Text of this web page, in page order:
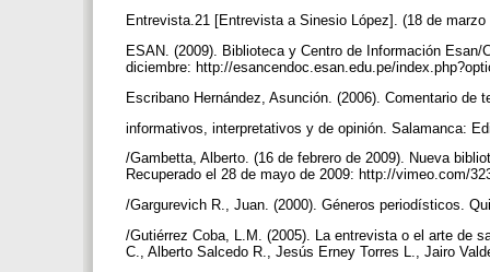
Entrevista.21 [Entrevista a Sinesio López]. (18 de
ESAN. (2009). Biblioteca y Centro de Información
diciembre: http://esancendoc.esan.edu.pe/
Escribano Hernández, Asunción. (2006). Comentario
informativos, interpretativos y de opinión. Salamanca:
/Gambetta, Alberto. (16 de febrero de 2009). Nueva
Recuperado el 28 de mayo de 2009: http://vimeo.com/
/Gargurevich R., Juan. (2000). Géneros periodísticos.
/Gutiérrez Coba, L.M. (2005). La entrevista o el arte de
C., Alberto Salcedo R., Jesús Erney Torres L., Jairo